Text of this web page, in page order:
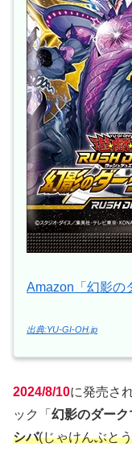
Amazon「幻影の
出典:YU-GI-OH.jp
2024/8/10に発売さ
ック「 幻影のダーク
シバ(じゃけんぶと